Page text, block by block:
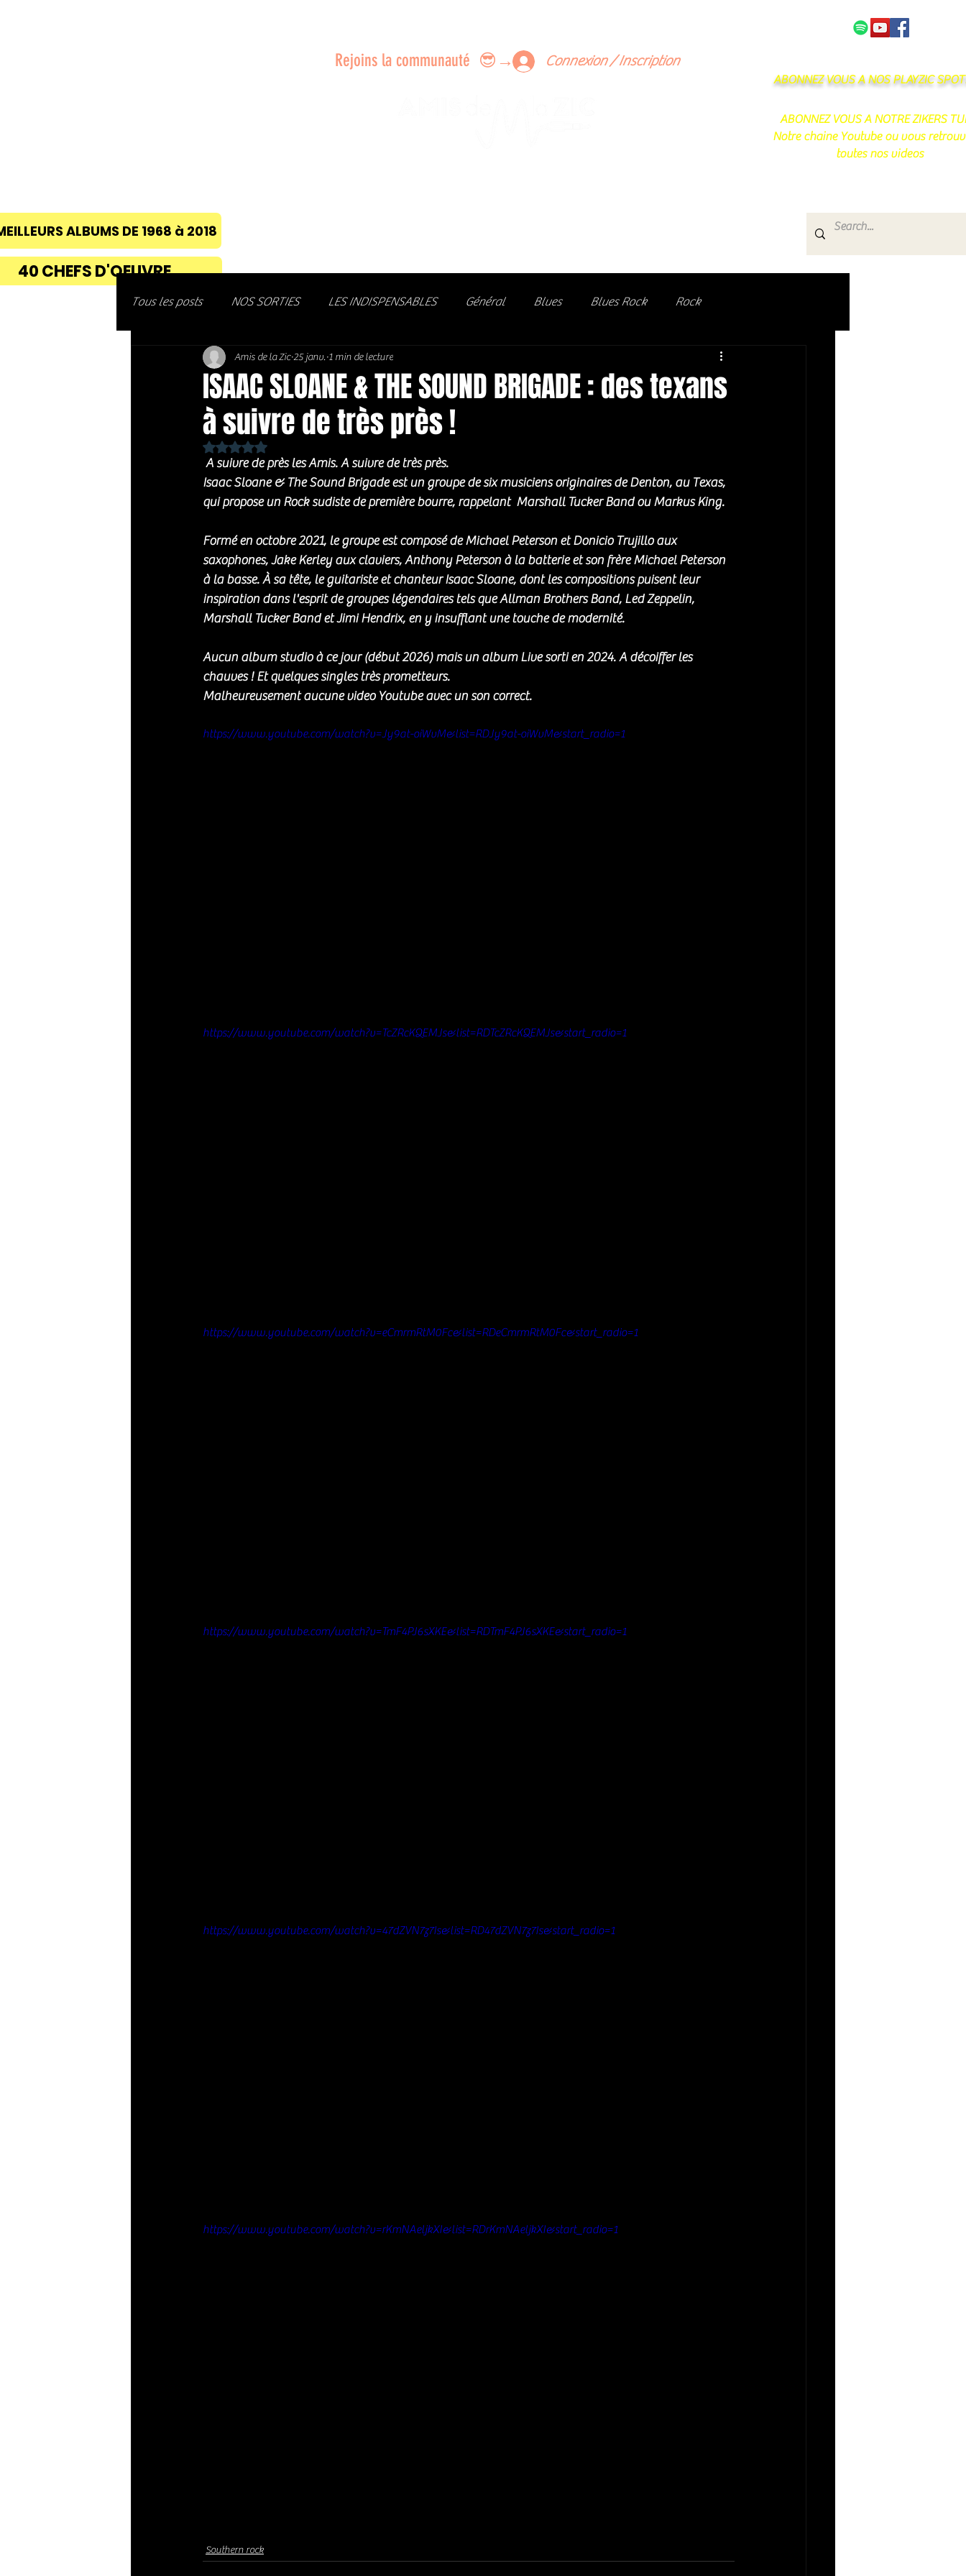
Connexion / Inscription
ABONNEZ VOUS A NOS PLAYZIC
ABONNEZ VOUS A NOTRE ZIKERS
Notre chaine Youtube ou vous
toutes nos videos
ALBUMS DE 1968 à 2018
Découvrez des artistes, vibrez aux concerts et rejoignez une communauté de passionnés !
Rejoins la communauté 😎→
40 CHEFS D'OEUVRE
Tous les posts NOS SORTIES LES INDISPENSABLES Général Blues Blues Rock Rock
Soft Rock / Folk Jazz Soul / Funk / Rhythm Blues
Country / Americana
ISAAC SLOANE & THE SOUND BRIGADE : des texans
à suivre de très près !
Amis de la Zic 25 janv. 1 min de lecture
Noté NaN étoiles sur 5.
A suivre de près les Amis. A suivre de très près.
Isaac Sloane & The Sound Brigade est un groupe de six musiciens originaires de Denton, au Texas,
qui propose un Rock sudiste de première bourre, rappelant  Marshall Tucker Band ou Markus King.
Formé en octobre 2021, le groupe est composé de Michael Peterson et Donicio Trujillo aux
saxophones, Jake Kerley aux claviers, Anthony Peterson à la batterie et son frère Michael Peterson
à la basse. À sa tête, le guitariste et chanteur Isaac Sloane, dont les compositions puisent leur
inspiration dans l'esprit de groupes légendaires tels que Allman Brothers Band, Led Zeppelin,
Marshall Tucker Band et Jimi Hendrix, en y insufflant une touche de modernité.
Aucun album studio à ce jour (début 2026) mais un album Live sorti en 2024. A décoiffer les
chauves ! Et quelques singles très prometteurs.
Malheureusement aucune video Youtube avec un son correct.
https://www.youtube.com/watch?v=Jy9at-oiWvM&list=RDJy9at-oiWvM&start_radio=1
https://www.youtube.com/watch?v=TcZRcKQEMJs&list=RDTcZRcKQEMJs&start_radio=1
https://www.youtube.com/watch?v=eCmrmRtM0Fc&list=RDeCmrmRtM0Fc&start_radio=1
https://www.youtube.com/watch?v=TmF4PJ6sXKE&list=RDTmF4PJ6sXKE&start_radio=1
https://www.youtube.com/watch?v=47dZVN7z7Is&list=RD47dZVN7z7Is&start_radio=1
https://www.youtube.com/watch?v=rKmNAeljkXI&list=RDrKmNAeljkXI&start_radio=1
Southern rock